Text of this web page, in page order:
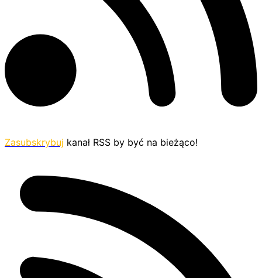
Zasubskrybuj kanał RSS by być na bieżąco!